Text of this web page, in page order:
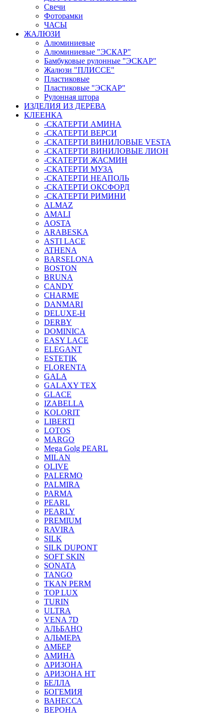
Свечи
Фоторамки
ЧАСЫ
ЖАЛЮЗИ
Алюминиевые
Алюминиевые "ЭСКАР"
Бамбуковые рулонные "ЭСКАР"
Жалюзи "ПЛИССЕ"
Пластиковые
Пластиковые "ЭСКАР"
Рулонная штора
ИЗДЕЛИЯ ИЗ ДЕРЕВА
КЛЕЕНКА
-СКАТЕРТИ АМИНА
-СКАТЕРТИ ВЕРСИ
-СКАТЕРТИ ВИНИЛОВЫЕ VESTA
-СКАТЕРТИ ВИНИЛОВЫЕ ЛИОН
-СКАТЕРТИ ЖАСМИН
-СКАТЕРТИ МУЗА
-СКАТЕРТИ НЕАПОЛЬ
-СКАТЕРТИ ОКСФОРД
-СКАТЕРТИ РИМИНИ
ALMAZ
AMALI
AOSTA
ARABESKA
ASTI LACE
ATHENA
BARSELONA
BOSTON
BRUNA
CANDY
CHARME
DANMARI
DELUXE-H
DERBY
DOMINICA
EASY LACE
ELEGANT
ESTETIK
FLORENTA
GALA
GALAXY TEX
GLACE
IZABELLA
KOLORIT
LIBERTI
LOTOS
MARGO
Mega Golg PEARL
MILAN
OLIVE
PALERMO
PALMIRA
PARMA
PEARL
PEARLY
PREMIUM
RAVIRA
SILK
SILK DUPONT
SOFT SKIN
SONATA
TANGO
TKAN PERM
TOP LUX
TURIN
ULTRA
VENA 7D
АЛЬБАНО
АЛЬМЕРА
АМБЕР
АМИНА
АРИЗОНА
АРИЗОНА НТ
БЕЛЛА
БОГЕМИЯ
ВАНЕССА
ВЕРОНА